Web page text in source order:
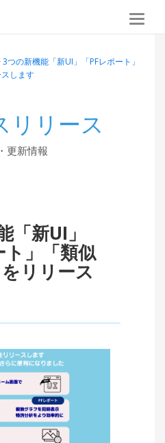
3つの新機能「新UI」「PFレポート」
スします
リリース
更新情報
「新UI」
ト」「類似
リリース